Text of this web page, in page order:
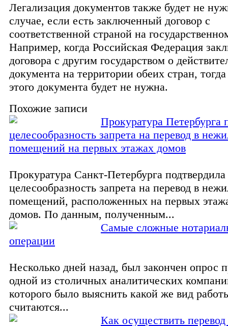
Легализация документов также будет не
случае, если есть заключенный договор с
соответственной страной на
Например, когда Российская Федерация
договора с другим государством о
документа на территории обеих стран,
этого документа будет не нужна.
Похожие записи
Прокуратура Петербурга
целесообразность запрета на перевод в
помещений на первых этажах домов
Прокуратура Санкт-Петербурга подтвердила
целесообразность запрета на перевод в
помещений, расположенных на первых
домов. По данным, полученным...
Самые сложные
операции
Несколько дней назад, был закончен опрос
одной из столичных аналитических
которого было выяснить какой же вид
считаются...
Как осуществить